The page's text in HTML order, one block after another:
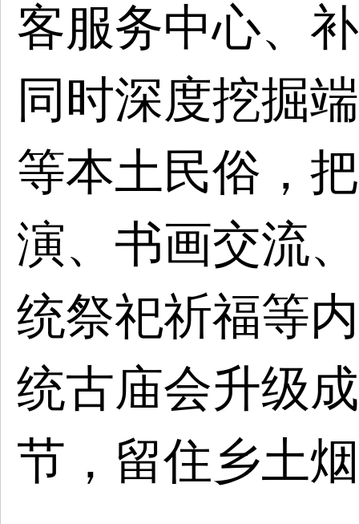
客服务中心、
同时深度挖掘
等本土民俗，
演、书画交流
统祭祀祈福等
统古庙会升级
节，留住乡土